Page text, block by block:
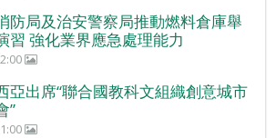
防局及治安警察局推動燃料倉庫舉
習 強化業界應急處理能力
亞出席“聯合國教科文組織創意城市
”